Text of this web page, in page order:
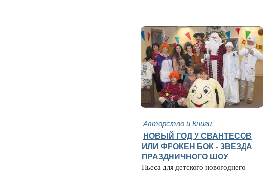
Авторство и Книги
НОВЫЙ ГОД У СВАНТЕСОВ
ИЛИ ФРОКЕН БОК - ЗВЕЗДА
ПРАЗДНИЧНОГО ШОУ
Пьеса для детского новогоднего